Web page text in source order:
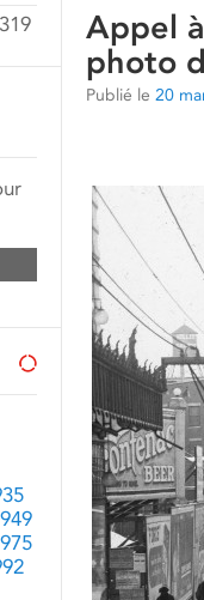
Appel
photo
Publié le 20
319